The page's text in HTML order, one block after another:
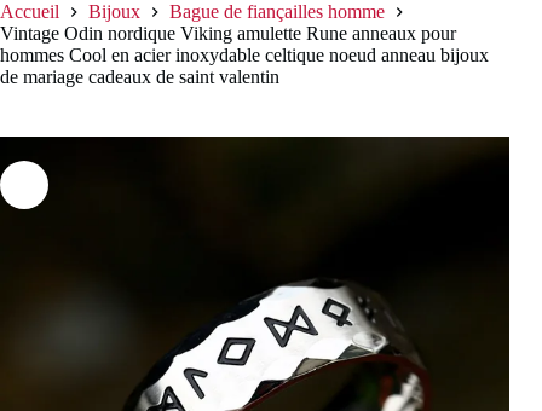
Accueil Bijoux
Bague de fiançailles homme
Vintage Odin nordique Viking amulette Rune anneaux pour
hommes Cool en acier inoxydable celtique noeud anneau bijoux
de mariage cadeaux de saint valentin